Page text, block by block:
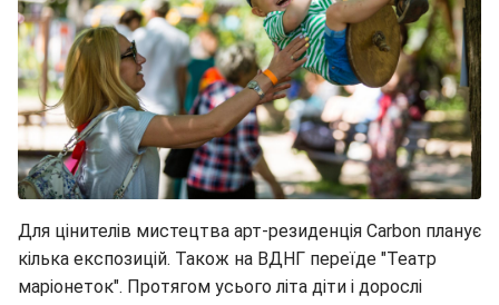
Для цінителів мистецтва арт-резиденція Carbon планує
кілька експозицій. Також на ВДНГ переїде "Театр
маріонеток". Протягом усього літа діти і дорослі